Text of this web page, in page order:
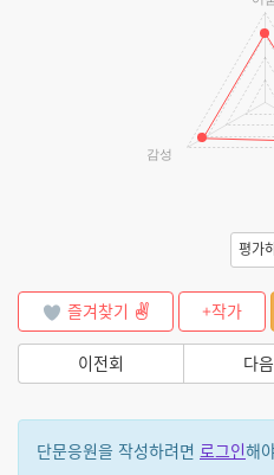
감성
평가
즐겨찾기 +작가
이전회 다
단문응원을 작성하려면 로그인해